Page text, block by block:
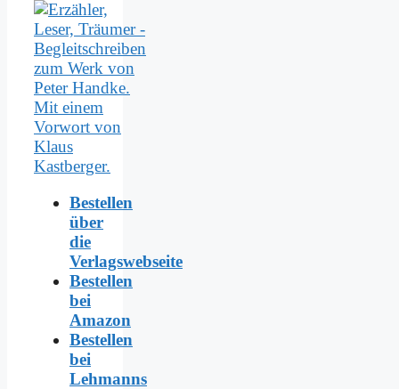
Bestellen
über
die
Verlagswebseite
Bestellen
bei
Amazon
Bestellen
bei
Lehmanns